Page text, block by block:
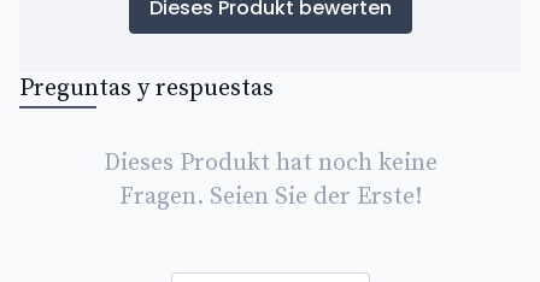
Dieses Produkt bewerten
Preguntas y respuestas
Dieses Produkt hat noch keine
Fragen. Seien Sie der Erste!